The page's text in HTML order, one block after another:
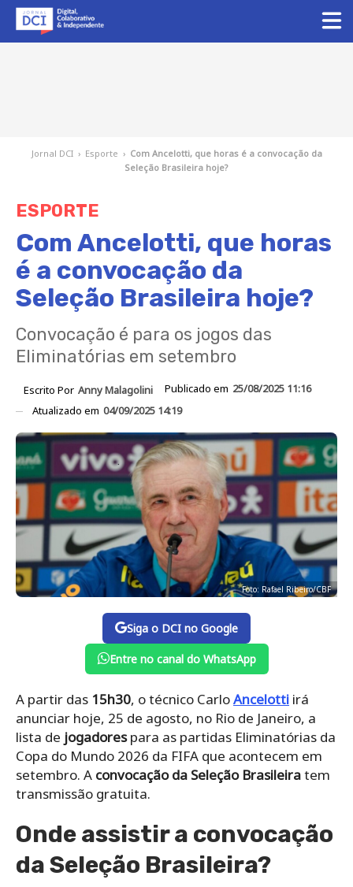
Jornal DCI › Esporte › Com Ancelotti, que horas é a convocação da
Seleção Brasileira hoje?
ESPORTE
Com Ancelotti, que horas
é a convocação da
Seleção Brasileira hoje?
Convocação é para os jogos das
Eliminatórias em setembro
Escrito Por Anny Malagolini Publicado em 25/08/2025 11:16
Atualizado em 04/09/2025 14:19
Foto: Rafael Ribeiro/CBF
Siga o DCI no Google
Entre no canal do WhatsApp
A partir das 15h30, o técnico CarloAncelotti irá
anunciar hoje, 25 de agosto, no Rio de Janeiro, a
lista de jogadorespara as partidas Eliminatórias da
Copa do Mundo 2026 da FIFA que acontecem em
setembro. A convocação da Seleção Brasileiratem
transmissão gratuita.
Onde assistir a convocação
da Seleção Brasileira?